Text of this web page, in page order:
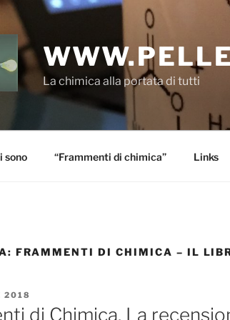
La chimica alla portata di tutti
sono “Frammenti di chimica” Links
FRAMMENTI DI CHIMICA – IL
2018
di Chimica. La